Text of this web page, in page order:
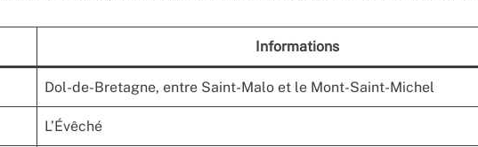
Informations
Dol-de-Bretagne, entre Saint-Malo et le Mont-Saint-Michel
L’Évêché